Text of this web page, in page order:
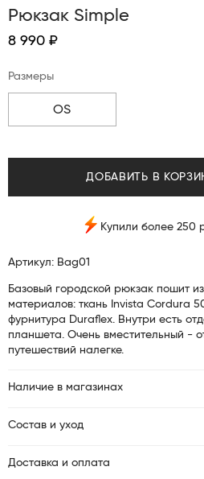
Рюкзак Simple
8 990 ₽
Размеры
OS
ДОБАВИТЬ В
Купили более 250
Артикул: Bag01
Базовый городской рюкзак пошит
материалов: ткань Invista Cordura
фурнитура Duraflex. Внутри есть
планшета. Очень вместительный -
путешествий налегке.
Наличие в магазинах
Состав и уход
Доставка и оплата